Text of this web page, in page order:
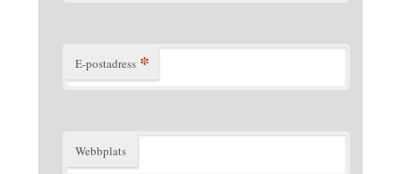
E-postadress *
Webbplats